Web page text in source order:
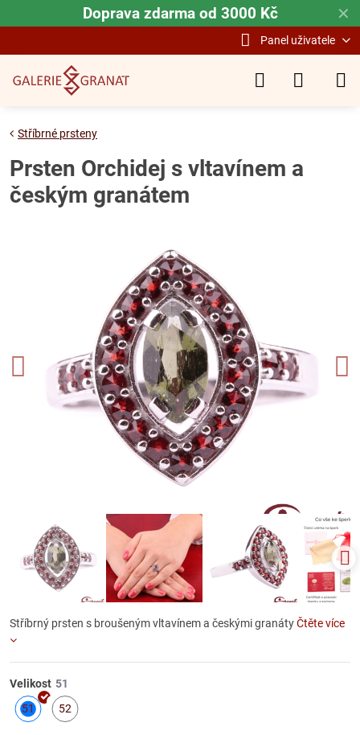
✕
Doprava zdarma od 3000 Kč
Panel uživatele
Stříbrné prsteny
Prsten Orchidej s vltavínem a
českým granátem
Stříbrný prsten s broušeným vltavínem a českými granátyČtěte více
Velikost
51
52